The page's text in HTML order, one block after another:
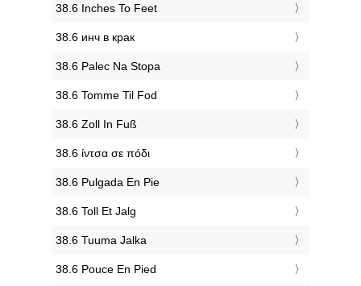
‎38.6 Inches To Feet
‎38.6 инч в крак
‎38.6 Palec Na Stopa
‎38.6 Tomme Til Fod
‎38.6 Zoll In Fuß
‎38.6 ίντσα σε πόδι
‎38.6 Pulgada En Pie
‎38.6 Toll Et Jalg
‎38.6 Tuuma Jalka
‎38.6 Pouce En Pied